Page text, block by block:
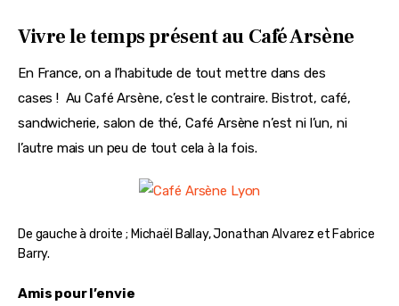
Vivre le temps présent au Café Arsène
En France, on a l’habitude de tout mettre dans des
cases !  Au Café Arsène, c’est le contraire. Bistrot, café,
sandwicherie, salon de thé, Café Arsène n’est ni l’un, ni
l’autre mais un peu de tout cela à la fois.
De gauche à droite ; Michaël Ballay, Jonathan Alvarez et Fabrice
Barry.
Amis pour l’envie